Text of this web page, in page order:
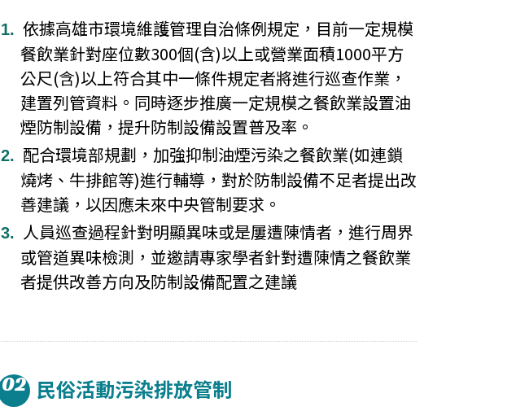
依據高雄市環境維護管理自治條例規定，目前一定規模
餐飲業針對座位數300個(含)以上或營業面積1000平方
公尺(含)以上符合其中一條件規定者將進行巡查作業，
建置列管資料。同時逐步推廣一定規模之餐飲業設置油
煙防制設備，提升防制設備設置普及率。
配合環境部規劃，加強抑制油煙污染之餐飲業(如連鎖
燒烤、牛排館等)進行輔導，對於防制設備不足者提出改
善建議，以因應未來中央管制要求。
人員巡查過程針對明顯異味或是屢遭陳情者，進行周界
或管道異味檢測，並邀請專家學者針對遭陳情之餐飲業
者提供改善方向及防制設備配置之建議
02 民俗活動污染排放管制